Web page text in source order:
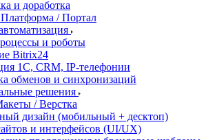
и доработка
/ Портал
и роботы
Bitrix24
1С, CRM, IP-телефонии
обменов и синхронизаций
решения
/ Верстка
дизайн (мобильный + десктоп)
и интерфейсов (UI/UX)